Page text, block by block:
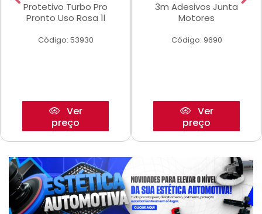
Protetivo Turbo Pro
Pronto Uso Rosa 1l
Código: 53930
Ver
preço
3m Adesivos Junta
Motores
Código: 9690
Ver
preço